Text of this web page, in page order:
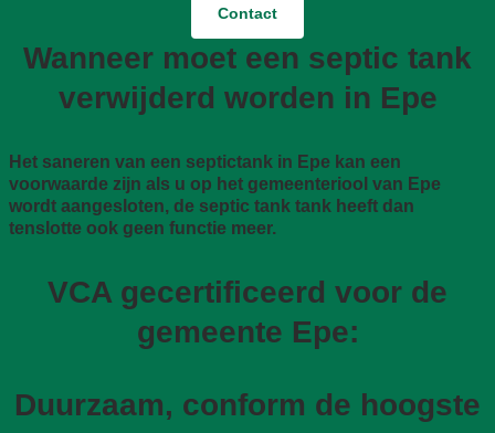
Contact
Wanneer moet een septic tank
verwijderd worden in Epe
Het saneren van een septictank in Epe kan een
voorwaarde zijn als u op het gemeenteriool van Epe
wordt aangesloten, de septic tank tank heeft dan
tenslotte ook geen functie meer.
VCA gecertificeerd voor de
gemeente Epe:
Duurzaam, conform de hoogste